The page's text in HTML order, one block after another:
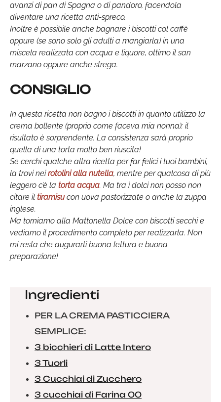
avanzi di pan di Spagna o di pandoro, facendola
diventare una ricetta anti-spreco.
Inoltre è possibile anche bagnare i biscotti col caffè
oppure (se sono solo gli adulti a mangiarla) in una
miscela realizzata con acqua e liquore, ottimo il san
marzano oppure anche strega.
CONSIGLIO
In questa ricetta non bagno i biscotti in quanto utilizzo la
crema bollente (proprio come faceva mia nonna): il
risultato è sorprendente. La consistenza sarà proprio
quella di una torta molto ben riuscita!
Se cerchi qualche altra ricetta per far felici i tuoi bambini,
la trovi neirotolini alla nutella, mentre per qualcosa di più
leggero c’è la torta acqua. Ma tra i dolci non posso non
citare il tiramisucon uova pastorizzate o anche la zuppa
inglese.
Ma torniamo alla Mattonella Dolce con biscotti secchi e
vediamo il procedimento completo per realizzarla. Non
mi resta che augurarti buona lettura e buona
preparazione!
Ingredienti
PER LA CREMA PASTICCIERA
SEMPLICE:
3 bicchieri di Latte Intero
3 Tuorli
3 Cucchiai di Zucchero
3 cucchiai di Farina 00